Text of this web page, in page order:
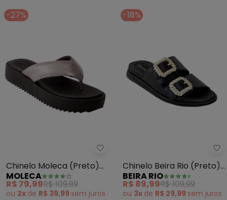
-27%
Moleca - Chinelo Moleca
Chinelo Moleca (Preto)
em Sintético
MOLECA
R$ 79,99R$ 109,99
ou 2x de R$ 39,99 sem juros
-18%
Chinelo Beira Rio (Preto)
em Sintético
BEIRA RIO
R$ 89,99R$ 109,99
ou 3x de R$ 29,99 sem juros